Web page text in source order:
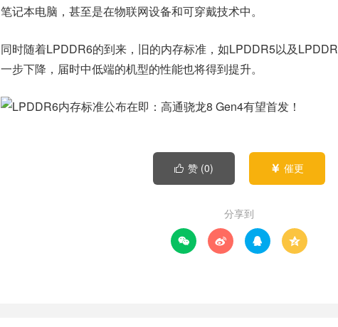
笔记本电脑，甚至是在物联网设备和可穿戴技术中。
同时随着LPDDR6的到来，旧的内存标准，如LPDDR5以及
一步下降，届时中低端的机型的性能也将得到提升。
 赞 (0)  催更
分享到
   